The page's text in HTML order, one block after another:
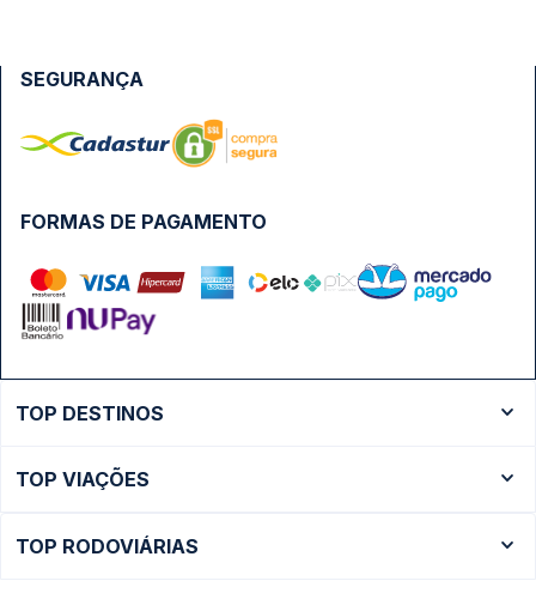
FORMAS DE PAGAMENTO
SEGURANÇA
TOP DESTINOS
Ônibus São Paulo
TOP VIAÇÕES
TOP RODOVIÁRIAS